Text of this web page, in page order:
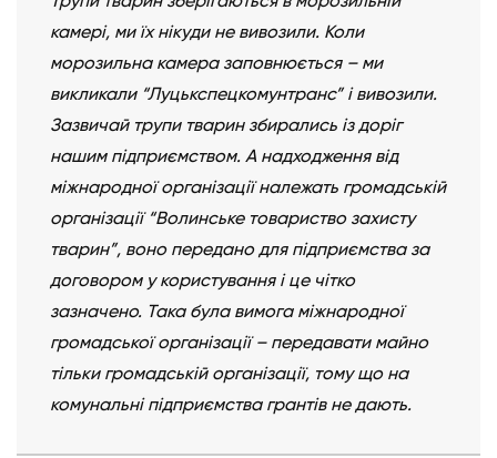
камері, ми їх нікуди не вивозили. Коли
морозильна камера заповнюється – ми
викликали “Луцькспецкомунтранс” і вивозили.
Зазвичай трупи тварин збирались із доріг
нашим підприємством. А надходження від
міжнародної організації належать громадській
організації “Волинське товариство захисту
тварин”, воно передано для підприємства за
договором у користування і це чітко
зазначено. Така була вимога міжнародної
громадської організації – передавати майно
тільки громадській організації, тому що на
комунальні підприємства грантів не дають.